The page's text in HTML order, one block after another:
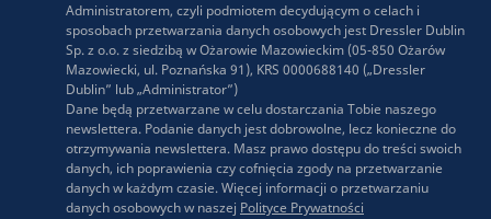
Administratorem, czyli podmiotem decydującym o celach i
sposobach przetwarzania danych osobowych jest Dressler Dublin
Sp. z o.o. z siedzibą w Ożarowie Mazowieckim (05-850 Ożarów
Mazowiecki, ul. Poznańska 91), KRS 0000688140 („Dressler
Dublin” lub „Administrator”)
Dane będą przetwarzane w celu dostarczania Tobie naszego
newslettera. Podanie danych jest dobrowolne, lecz konieczne do
otrzymywania newslettera. Masz prawo dostępu do treści swoich
danych, ich poprawienia czy cofnięcia zgody na przetwarzanie
danych w każdym czasie. Więcej informacji o przetwarzaniu
danych osobowych w naszej Polityce Prywatności